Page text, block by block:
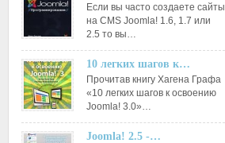
Если вы часто создаете сайты
на CMS Joomla! 1.6, 1.7 или
2.5 то вы…
10 легких шагов к…
Прочитав книгу Хагена Графа
«10 легких шагов к освоению
Joomla! 3.0»…
Joomla! 2.5 -…